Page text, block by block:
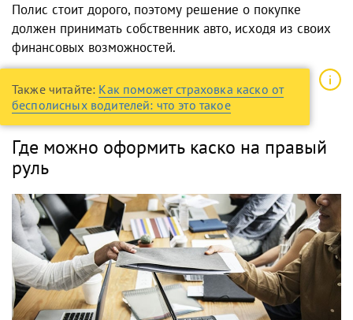
Полис стоит дорого, поэтому решение о покупке
должен принимать собственник авто, исходя из своих
финансовых возможностей.
Также читайте: Как поможет страховка каско от
бесполисных водителей: что это такое
Где можно оформить каско на правый
руль